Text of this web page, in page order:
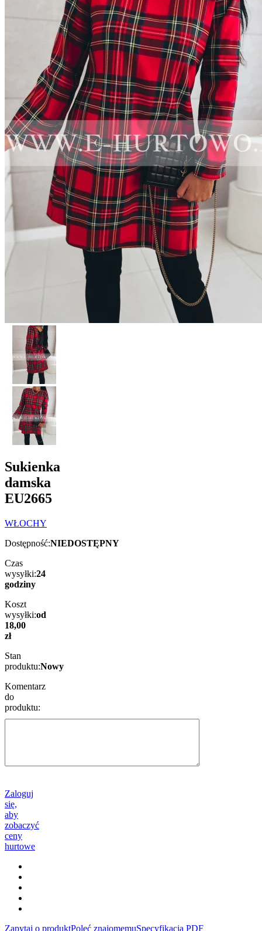
Sukienka
damska
EU2665
WŁOCHY
Dostępność:NIEDOSTĘPNY
Czas
wysyłki:24
godziny
Koszt
wysyłki:od
18,00
zł
Stan
produktu:Nowy
Komentarz
do
produktu:
Zaloguj
się,
aby
zobaczyć
ceny
hurtowe
Zapytaj o produktPoleć znajomemuSpecyfikacja PDF